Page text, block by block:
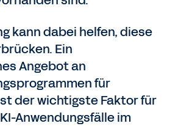
kann dabei helfen, diese
Ein
Angebot an
für
der wichtigste Faktor für
Anwendungsfälle im